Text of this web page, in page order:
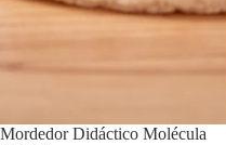
Mordedor Didáctico Molécula